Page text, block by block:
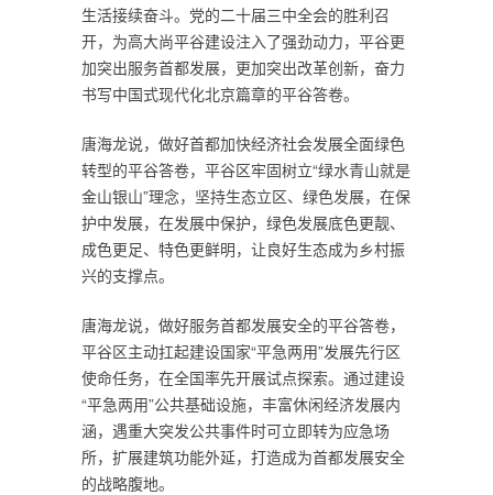
生活接续奋斗。党的二十届三中全会的胜利召
开，为高大尚平谷建设注入了强劲动力，平谷更
加突出服务首都发展，更加突出改革创新，奋力
书写中国式现代化北京篇章的平谷答卷。
唐海龙说，做好首都加快经济社会发展全面绿色
转型的平谷答卷，平谷区牢固树立“绿水青山就是
金山银山”理念，坚持生态立区、绿色发展，在保
护中发展，在发展中保护，绿色发展底色更靓、
成色更足、特色更鲜明，让良好生态成为乡村振
兴的支撑点。
唐海龙说，做好服务首都发展安全的平谷答卷，
平谷区主动扛起建设国家“平急两用”发展先行区
使命任务，在全国率先开展试点探索。通过建设
“平急两用”公共基础设施，丰富休闲经济发展内
涵，遇重大突发公共事件时可立即转为应急场
所，扩展建筑功能外延，打造成为首都发展安全
的战略腹地。